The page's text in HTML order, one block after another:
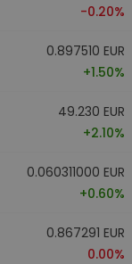
-0.20%
0.897510 EUR
+1.50%
49.230 EUR
+2.10%
0.060311000 EUR
+0.60%
0.867291 EUR
0.00%